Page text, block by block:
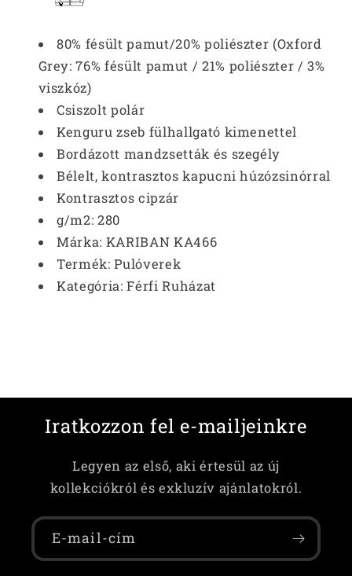
80% fésült pamut/20% poliészter (Oxford
Grey: 76% fésült pamut / 21% poliészter / 3%
viszkóz)
Csiszolt polár
Kenguru zseb fülhallgató kimenettel
Bordázott mandzsetták és szegély
Bélelt, kontrasztos kapucni húzózsinórral
Kontrasztos cipzár
g/m2: 280
Márka: KARIBAN KA466
Termék:Pulóverek
Kategória:Férfi Ruházat
Iratkozzon fel e-mailjeinkre
Legyen az első, aki értesül az új
kollekciókról és exkluzív ajánlatokról.
E-mail-cím